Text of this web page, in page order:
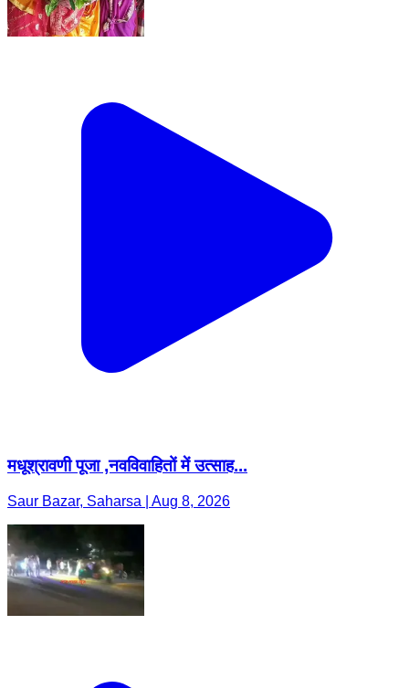
मधूश्रावणी पूजा ,नवविवाहितों में उत्साह...
Saur Bazar, Saharsa | Aug 8, 2026